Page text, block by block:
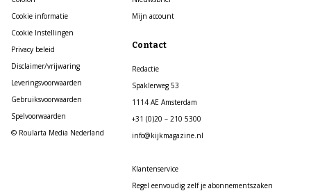
Cookie informatie
Cookie Instellingen
Privacy beleid
Disclaimer/vrijwaring
Leveringsvoorwaarden
Gebruiksvoorwaarden
Spelvoorwaarden
© Roularta Media Nederland
Mijn account
Contact
Redactie
Spaklerweg 53
1114 AE Amsterdam
+31 (0)20 – 210 5300
info@kijkmagazine.nl
Klantenservice
Regel eenvoudig zelf je abonnementszaken